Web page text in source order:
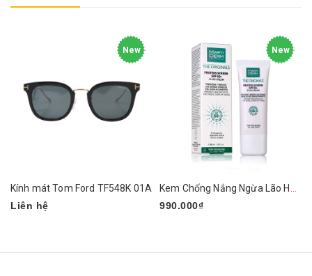
New
Kính mát Tom Ford TF548K 01A
Liên hệ
New
990.000₫